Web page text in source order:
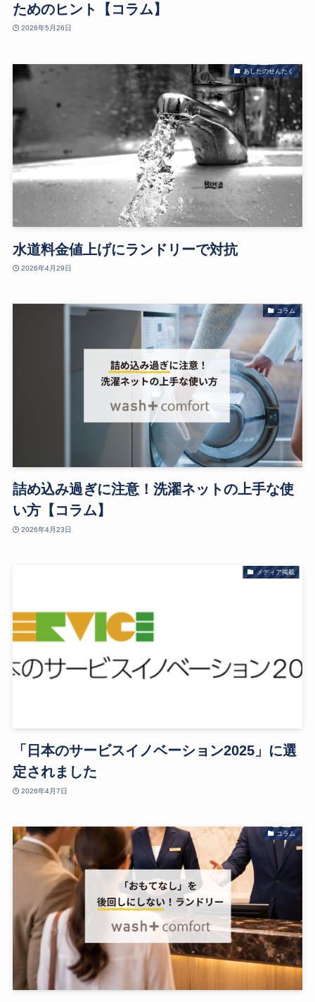
ためのヒント【コラム】
2026年5月26日
あしたのせんたく
水道料金値上げにランドリーで対抗
2026年4月29日
コラム
詰め込み過ぎに注意！洗濯ネットの上手な使
い方【コラム】
2026年4月23日
メディア掲載
「日本のサービスイノベーション2025」に選
定されました
2026年4月7日
コラム